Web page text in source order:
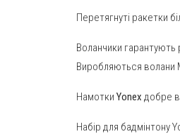
Перетягнуті ракетки
Воланчики гарантують
Виробляються волани
Намотки Yonex добре
Набір для бадмінтону